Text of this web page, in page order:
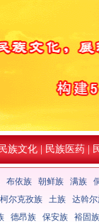
民族文化 民族医药
布依族 朝鲜族 满族
柯尔克孜族 土族 达斡
德昂族 保安族 裕固族